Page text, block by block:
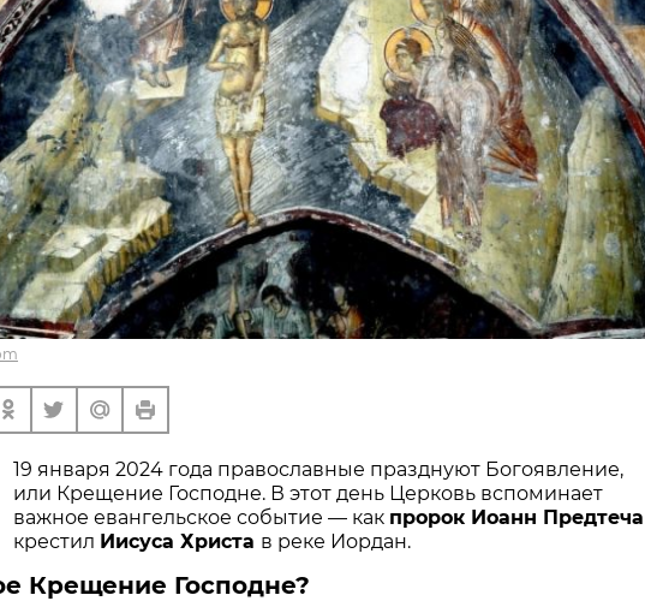
19 января 2024 года православные празднуют Богоявление,
или Крещение Господне. В этот день Церковь вспоминает
важное евангельское событие — как пророк Иоанн Предтеча
крестил Иисуса Христа в реке Иордан.
Крещение Господне?